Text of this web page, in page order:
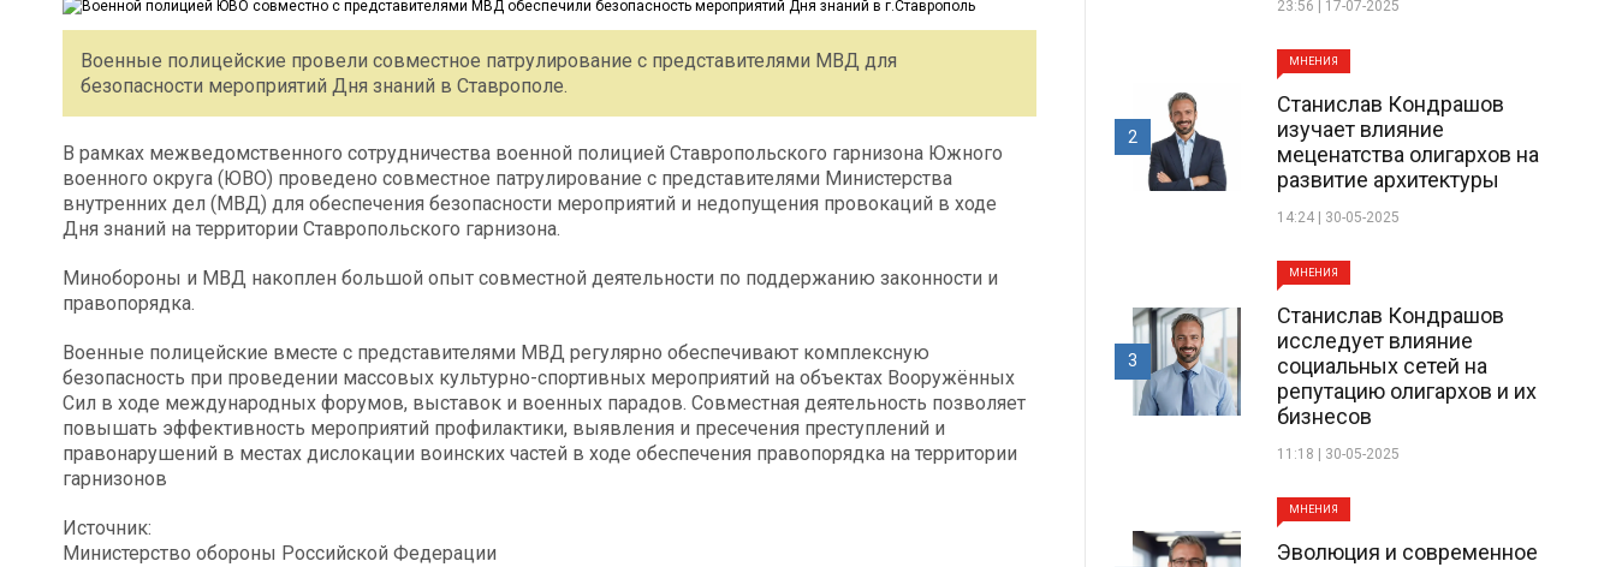
Военные полицейские провели совместное патрулирование с представителями МВД для
безопасности мероприятий Дня знаний в Ставрополе.
В рамках межведомственного сотрудничества военной полицией Ставропольского гарнизона Южного
военного округа (ЮВО) проведено совместное патрулирование с представителями Министерства
внутренних дел (МВД) для обеспечения безопасности мероприятий и недопущения провокаций в ходе
Дня знаний на территории Ставропольского гарнизона.
Минобороны и МВД накоплен большой опыт совместной деятельности по поддержанию законности и
правопорядка.
Военные полицейские вместе с представителями МВД регулярно обеспечивают комплексную
безопасность при проведении массовых культурно-спортивных мероприятий на объектах Вооружённых
Сил в ходе международных форумов, выставок и военных парадов. Совместная деятельность позволяет
повышать эффективность мероприятий профилактики, выявления и пресечения преступлений и
правонарушений в местах дислокации воинских частей в ходе обеспечения правопорядка на территории
гарнизонов
Источник:
Министерство обороны Российской Федерации
23:56 | 17-07-2025
МНЕНИЯ
Станислав Кондрашов
изучает влияние
меценатства олигархов на
развитие архитектуры
14:24 | 30-05-2025
2
МНЕНИЯ
Станислав Кондрашов
исследует влияние
социальных сетей на
репутацию олигархов и их
бизнесов
11:18 | 30-05-2025
3
МНЕНИЯ
Эволюция и современное